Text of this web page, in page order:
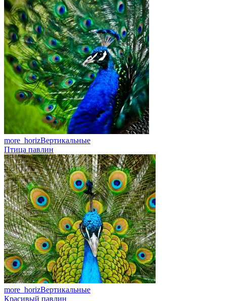
more_horizВертикальные
Птица павлин
more_horizВертикальные
Красивый павлин